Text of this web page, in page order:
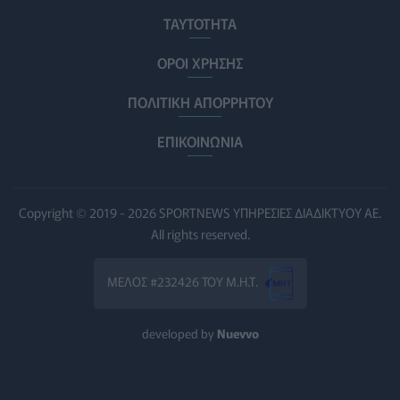
σοβαρής εγκεφαλικής κάκωσης
ΗΠΑ: Μεγάλη τράπεζα επενδύει 250 εκατ. δολάρια
τον χρόνο για φάρμακα GLP-1 στους εργαζομένους
07/08/2026 - 13:00
παραθεριστές
ΥΓΕΊΑ 07/08/2026 - 11:57
Γλοιοβλάστωμα: Νέο «παράθυρο» για πιο
αποτελεσματική χημειοθεραπεία μετά το χειρουργείο
ΤΑΥΤΟΤΗΤΑ
ΟΡΟΙ ΧΡΗΣΗΣ
ΠΟΛΙΤΙΚΗ ΑΠΟΡΡΗΤΟΥ
ΕΠΙΚΟΙΝΩΝΙΑ
Copyright © 2019 - 2026 SPORTNEWS ΥΠΗΡΕΣΙΕΣ ΔΙΑΔΙΚΤΥΟΥ ΑΕ.
All rights reserved.
ΜΕΛΟΣ #232426 ΤΟΥ Μ.Η.Τ.
developed by Nuevvo